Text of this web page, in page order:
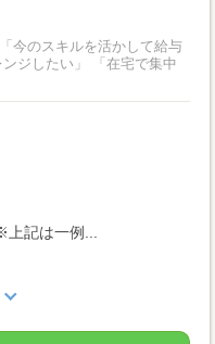
ジしたい」 「在宅で集中
記は一例...